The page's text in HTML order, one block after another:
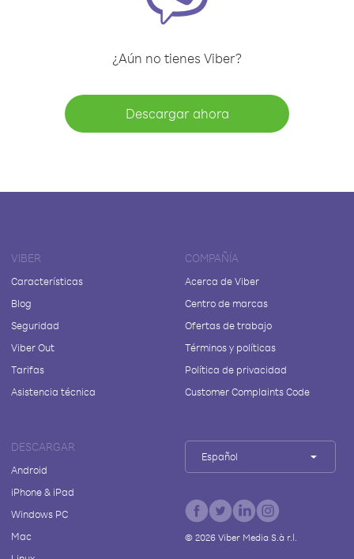
¿Aún no tienes Viber?
Descargar ahora
VIBER
Características
Blog
Seguridad
Viber Out
Tarifas
Asistencia técnica
COMPAÑÍA
Acerca de Viber
Centro de marcas
Ofertas de trabajo
Términos y políticas
Política de privacidad
Customer Complaints Code
DESCARGAR
Android
iPhone & iPad
Windows PC
Mac
Español
© 2026Viber Media S.à r.l.